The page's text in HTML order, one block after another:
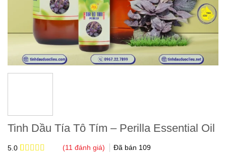
Tinh Dầu Tía Tô Tím – Perilla Essential Oil
5.0 (11 đánh giá) Đã bán 109